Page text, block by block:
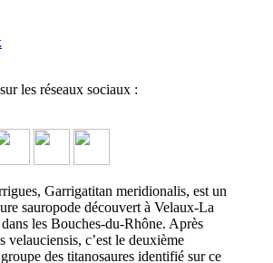
les réseaux sociaux :
Garrigatitan meridionalis, est un
sauropode découvert à Velaux-La
les Bouches-du-Rhône. Après
velauciensis, c’est le deuxième
des titanosaures identifié sur ce